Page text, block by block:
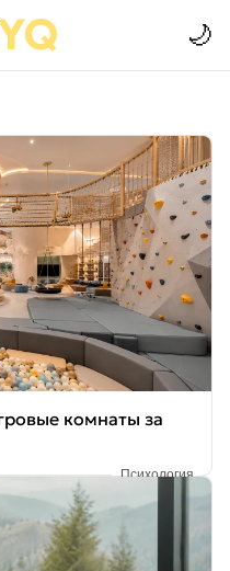
🌙
комнаты за
Психология